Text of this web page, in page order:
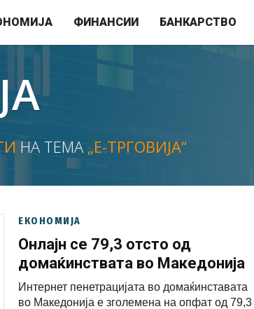
ФИНАНСИИ БАНКАРСТВО
НА ТЕМА „Е-ТРГОВИЈА“
ЕКОНОМИЈА
Онлајн се 79,3 отсто од
домаќинствата во Македонија
Интернет пенетрацијата во домаќинставата
во Македонија е зголемена на опфат од 79,3